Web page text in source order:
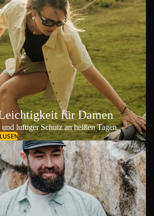
für Damen
luftiger Schutz an heißen Tagen.